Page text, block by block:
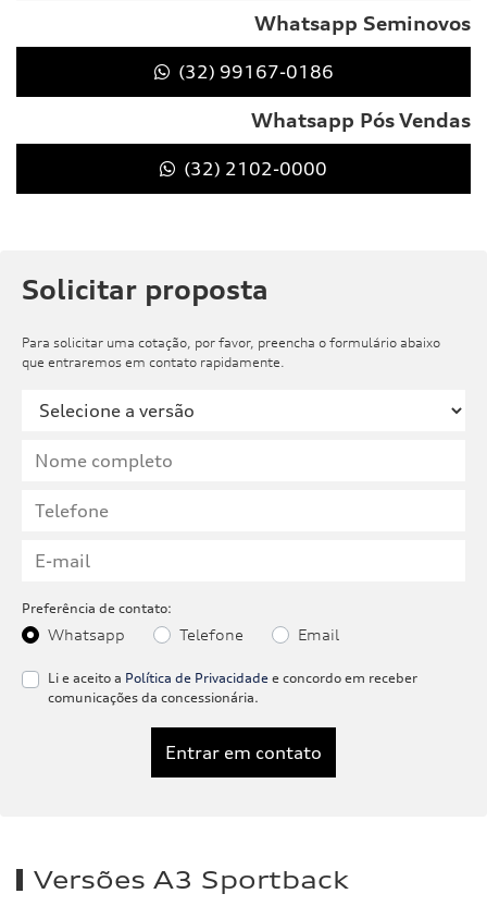
Solicitar proposta
Para solicitar uma cotação, por favor, preencha o formulário abaixo
que entraremos em contato rapidamente.
Preferência de contato:
Whatsapp Telefone Email
Li e aceito a Política de Privacidade e concordo em receber
comunicações da concessionária.
Entrar em contato
Whatsapp Seminovos
(32) 99167-0186
Whatsapp Pós Vendas
(32) 2102-0000
Versões A3 Sportback